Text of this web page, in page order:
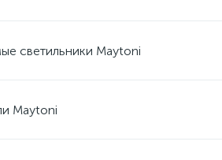
светильники Maytoni
Maytoni